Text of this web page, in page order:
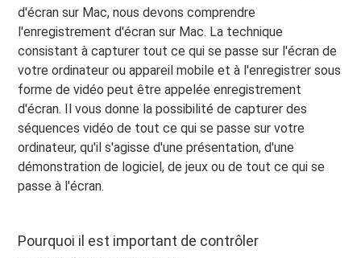
d'écran sur Mac, nous devons comprendre
l'enregistrement d'écran sur Mac. La technique
consistant à capturer tout ce qui se passe sur l'écran de
votre ordinateur ou appareil mobile et à l'enregistrer sous
forme de vidéo peut être appelée enregistrement
d'écran. Il vous donne la possibilité de capturer des
séquences vidéo de tout ce qui se passe sur votre
ordinateur, qu'il s'agisse d'une présentation, d'une
démonstration de logiciel, de jeux ou de tout ce qui se
passe à l'écran.
Pourquoi il est important de contrôler